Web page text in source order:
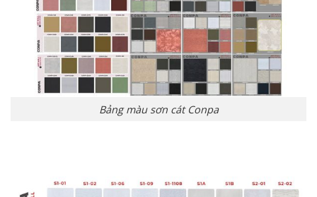
Bảng màu sơn cát Conpa